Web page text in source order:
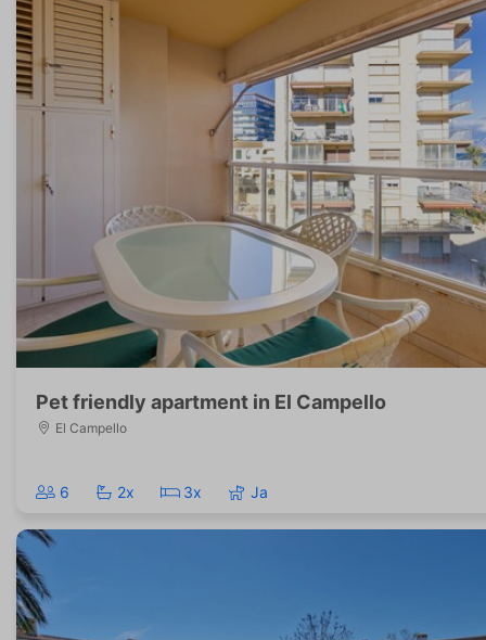
Pet friendly apartment in El Campello
El Campello
6 2x 3x Ja